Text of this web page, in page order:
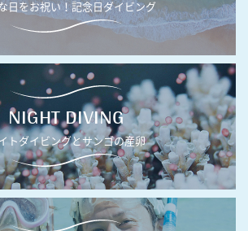
日をお祝い！記念日ダイビング
NIGHT DIVING
トダイビングとサンゴの産卵